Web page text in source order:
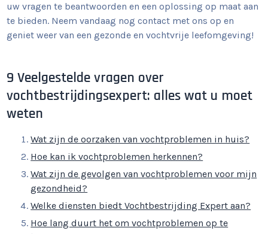
uw vragen te beantwoorden en een oplossing op maat aan
te bieden. Neem vandaag nog contact met ons op en
geniet weer van een gezonde en vochtvrije leefomgeving!
9 Veelgestelde vragen over
vochtbestrijdingsexpert: alles wat u moet
weten
Wat zijn de oorzaken van vochtproblemen in huis?
Hoe kan ik vochtproblemen herkennen?
Wat zijn de gevolgen van vochtproblemen voor mijn
gezondheid?
Welke diensten biedt Vochtbestrijding Expert aan?
Hoe lang duurt het om vochtproblemen op te